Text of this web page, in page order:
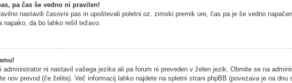
pa čas še vedno ni pravilen!
nastavili časovni pas in upoštevali poletni oz. zimski premik ure, čas pa je še vedno
napako, da bo lahko rešil težavo.
ni nastavil vašega jezika ali pa forum ni preveden v želen jezik. Obrnite se na
nov prevod (če želite). Več informacij lahko najdete na spletni strani phpBB (povezava je na dnu